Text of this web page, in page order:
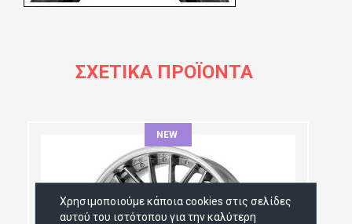
ΣΧΕΤΙΚΆ ΠΡΟΪΌΝΤΑ
ΔΙΆΜΕΤΡΟΣ:
ΠΛΆΤΟΣ:
NEW
Χρησιμοποιούμε κάποια cookies στις σελίδες
αυτού του ιστότοπου για την καλύτερη